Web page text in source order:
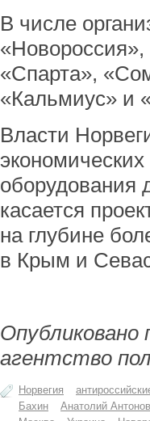
В числе
«Спарта»,
«Кальмиус» и
Власти
оборудования
касается
на глубине
в Крым и
агентство
Норвегия
Бахин
Анатолий Антонов